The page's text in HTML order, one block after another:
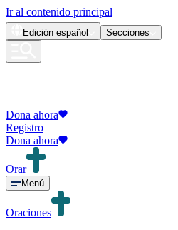
Ir al contenido principal
Edición español Secciones
Dona ahora
Registro
Dona ahora
Orar
Menú
Oraciones